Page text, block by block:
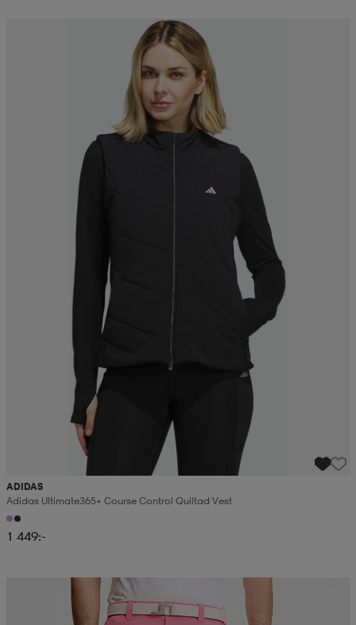
ADIDAS
Adidas Ultimate365+ Course Control Quiltad Vest
1 449:-